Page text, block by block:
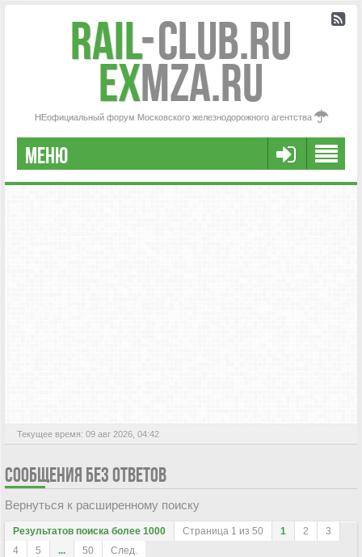
Rail-Club.RU
exMZA.RU
НЕофициальный форум Московского железнодорожного агентства
МЕНЮ
РЕГИСТРАЦИЯ
Текущее время: 09 авг 2026, 04:42
СООБЩЕНИЯ БЕЗ ОТВЕТОВ
Вернуться к расширенному поиску
Результатов поиска более 1000 Страница 1 из 50 1 2
3
4
5 ... 50 След.